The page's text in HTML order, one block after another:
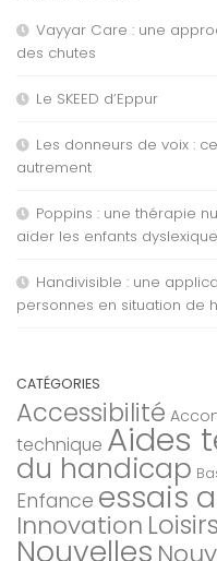
Vayyar Care : une
des chutes
Le SKEED d’Eppur
Les donneurs de voix :
autrement
Poppins : une thérapie
aider les enfants
Handivisible : une
personnes en situation de
CATÉGORIES
Accessibilité
technique Aides
du handicap
Enfance essais
Innovation Loisirs
Nouvelles